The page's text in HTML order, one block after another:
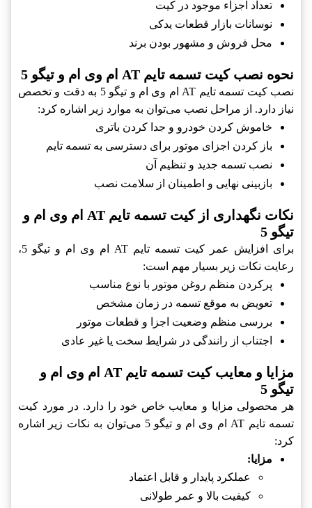
تعداد اجزاء موجود در کیت
نوسانات بازار قطعات یدکی
محل فروش و مشهور بودن برند
نحوه نصب کیت تسمه تایم AT ام وی ام و تیگو 5
نصب کیت تسمه تایم AT ام وی ام و تیگو 5 به دقت و تخصص
نیاز دارد. از مراحل نصب می‌توان به موارد زیر اشاره کرد:
خاموش کردن خودرو و جدا کردن باتری
باز کردن اجزای موتور برای دسترسی به تسمه تایم
نصب تسمه جدید و تنظیم آن
بازبینی نهایی و اطمینان از سلامت نصب
نکات نگهداری از کیت تسمه تایم AT ام وی ام و
تیگو 5
برای افزایش عمر کیت تسمه تایم AT ام وی ام و تیگو 5،
رعایت نکات زیر بسیار مهم است:
پرکردن منظم روغن موتور با نوع مناسب
تعویض به موقع تسمه در زمان مشخص
بررسی منظم وضعیت اجزا و قطعات موتور
اجتناب از رانندگی در شرایط سخت یا غیر عادی
مزایا و معایب کیت تسمه تایم AT ام وی ام و
تیگو 5
هر محصولی مزایا و معایب خاص خود را دارد. در مورد کیت
تسمه تایم AT ام وی ام و تیگو 5 می‌توان به نکات زیر اشاره
کرد:
مزایا:
عملکرد پایدار و قابل اعتماد
کیفیت بالا و عمر طولانی